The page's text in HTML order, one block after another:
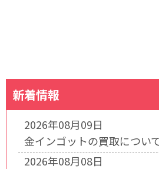
新着情報
2026年08月09日
金インゴットの買取につい
2026年08月08日